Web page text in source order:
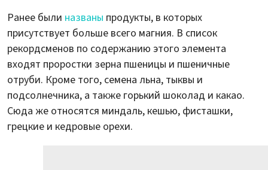
Ранее были названы продукты, в которых
присутствует больше всего магния. В список
рекордсменов по содержанию этого элемента
входят проростки зерна пшеницы и пшеничные
отруби. Кроме того, семена льна, тыквы и
подсолнечника, а также горький шоколад и какао.
Сюда же относятся миндаль, кешью, фисташки,
грецкие и кедровые орехи.